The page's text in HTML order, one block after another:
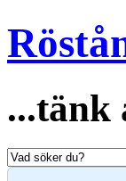
...tänk